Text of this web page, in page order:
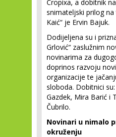
Cropixa, a dobitnik
snimateljski prilog na
Kaić“ je Ervin Bajuk.
Dodijeljena su i
Grlović“ zaslužnim
novinarima za
doprinos razvoju
organizacije te
sloboda. Dobitnici
Gazdek, Mira Barić i
Čubrilo.
Novinari u nimalo
okruženju